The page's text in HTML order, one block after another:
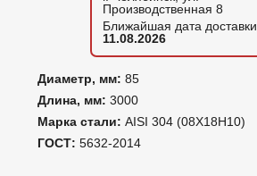
Диаметр, мм: 85
Длина, мм: 3000
Марка стали: AISI 304 (08Х18Н10)
ГОСТ: 5632-2014
Производственная 8
Ближайшая дата доставки
11.08.2026